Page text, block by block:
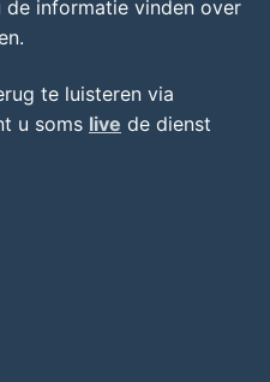
de informatie vinden over
te luisteren via
u soms live de dienst